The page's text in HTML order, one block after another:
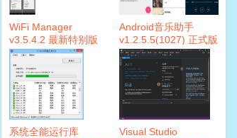
WiFi Manager
v3.5.4.2 最新特别版
Android音乐助手
v1.2.5.5(1027) 正式版
本
系统全能运行库
Visual Studio